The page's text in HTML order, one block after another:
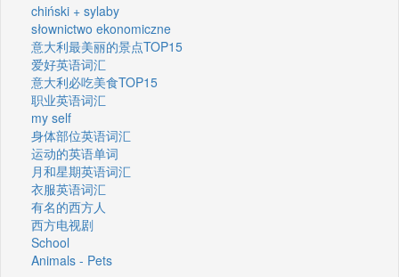
chiński + sylaby
słownictwo ekonomiczne
意大利最美丽的景点TOP15
爱好英语词汇
意大利必吃美食TOP15
职业英语词汇
my self
身体部位英语词汇
运动的英语单词
月和星期英语词汇
衣服英语词汇
有名的西方人
西方电视剧
School
Animals - Pets